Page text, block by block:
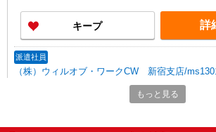
みます。 ※居住支援特別手
方はさらに1万円支給（再入社は除
基本給2.08ヶ月分/年支給 ◎
キープ 詳
派遣社員
（株）ウィルオブ・ワークCW 新宿支店/
高齢者向け住宅staff
時給1800円 ◆前払
もっと見る